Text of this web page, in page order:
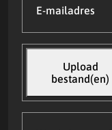
mailadres
Upload
bestand(en)
Upload
bestand(en)